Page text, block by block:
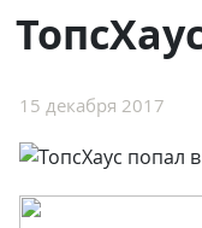
15 декабря 2017